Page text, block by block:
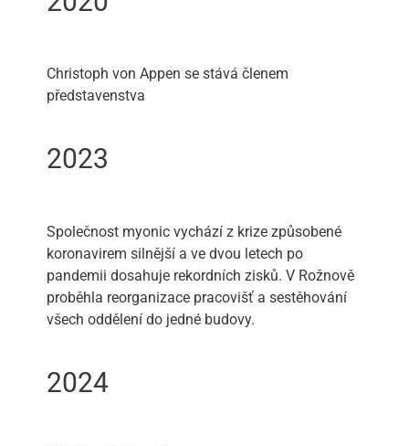
Christoph von Appen se stává členem
představenstva
2023
Společnost myonic vychází z krize způsobené
koronavirem silnější a ve dvou letech po
pandemii dosahuje rekordních zisků. V Rožnově
proběhla reorganizace pracovišť a sestěhování
všech oddělení do jedné budovy.
2024